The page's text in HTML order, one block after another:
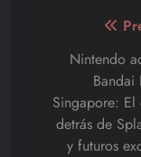
de
entradas
Nintendo
Bandai
Singapore: El
detrás de
y futuros